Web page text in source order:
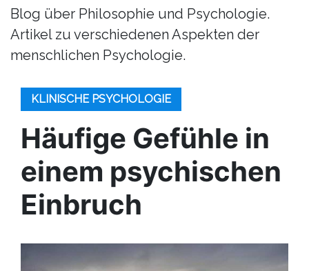
Blog über Philosophie und Psychologie.
Artikel zu verschiedenen Aspekten der
menschlichen Psychologie.
KLINISCHE PSYCHOLOGIE
Häufige Gefühle in
einem psychischen
Einbruch